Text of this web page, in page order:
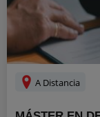
A Distancia